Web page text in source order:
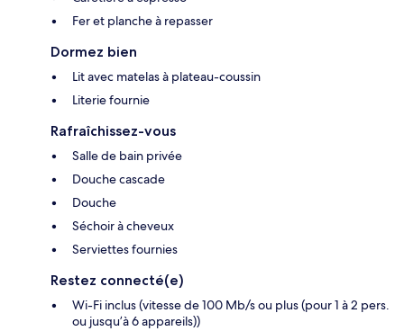
Fer et planche à repasser
Dormez bien
Lit avec matelas à plateau-coussin
Literie fournie
Rafraîchissez-vous
Salle de bain privée
Douche cascade
Douche
Séchoir à cheveux
Serviettes fournies
Restez connecté(e)
Wi-Fi inclus (vitesse de 100 Mb/s ou plus (pour 1 à 2 pers.
ou jusqu’à 6 appareils))